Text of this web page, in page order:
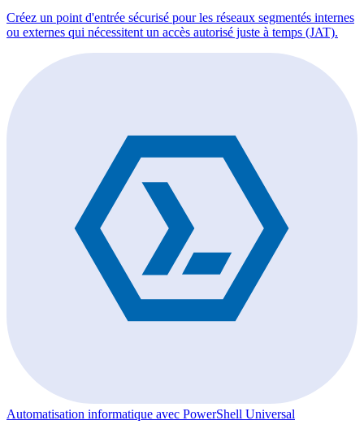
Créez un point d'entrée sécurisé pour les réseaux segmentés internes
ou externes qui nécessitent un accès autorisé juste à temps (JAT).
Automatisation informatique avec PowerShell Universal